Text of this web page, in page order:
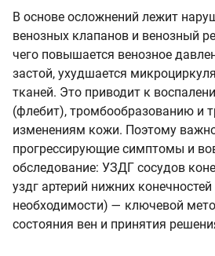
В основе осложнений лежит
венозных клапанов и венозный
чего повышается венозное
застой, ухудшается
тканей. Это приводит к
(флебит), тромбообразованию и
изменениям кожи. Поэтому
прогрессирующие симптомы и
обследование: УЗДГ сосудов
уздг артерий нижних конечностей
необходимости) — ключевой
состояния вен и принятия